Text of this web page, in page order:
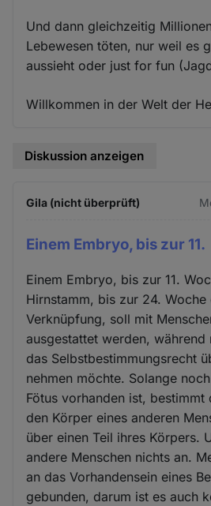
Und dann gleichzeitig
Lebewesen töten, nur weil es
aussieht oder just for fun
Willkommen in der Welt der
Diskussion anzeigen
Gila (nicht überprüft)
Einem Embryo, bis zur 11.
Einem Embryo, bis zur 11.
Hirnstamm, bis zur 24. Woche
Verknüpfung, soll mit
ausgestattet werden, während
das Selbstbestimmungsrecht
nehmen möchte. Solange
Fötus vorhanden ist, bestimmt
den Körper eines anderen
über einen Teil ihres Körpers.
andere Menschen nichts an.
an das Vorhandensein eines
gebunden, darum ist es auch